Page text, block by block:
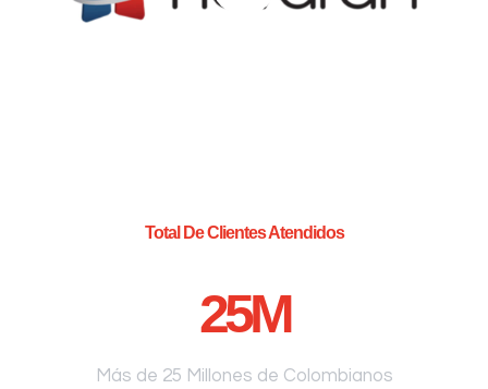
Total De Clientes Atendidos
25M
Más de 25 Millones de Colombianos